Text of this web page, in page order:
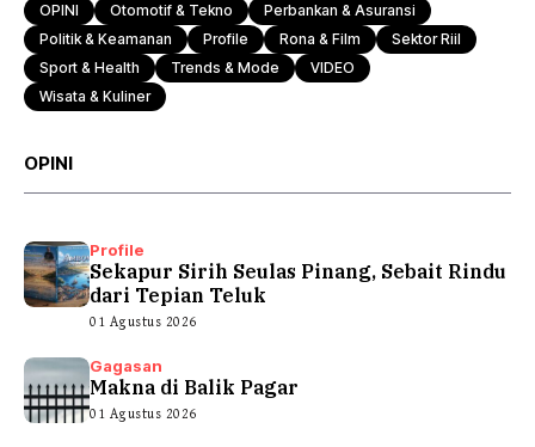
OPINI
Otomotif & Tekno
Perbankan & Asuransi
Politik & Keamanan
Profile Rona & Film
Sektor Riil
Sport & Health
Trends & Mode
VIDEO
Wisata & Kuliner
OPINI
Profile
Sekapur Sirih Seulas Pinang, Sebait Rindu
dari Tepian Teluk
01 Agustus 2026
Gagasan
Makna di Balik Pagar
01 Agustus 2026